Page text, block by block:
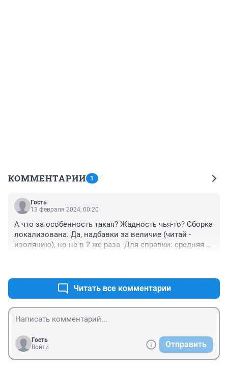
КОММЕНТАРИИ 1
Гость
13 февраля 2024, 00:20
А что за особенность такая? Жадность чья-то? Сборка
локализована. Да, надбавки за величие (читай -
изоляцию), но не в 2 же раза. Для справки: средняя
А тут, как всегда - свой путь.Читать все комментарии
Гость
Войти
Отправить